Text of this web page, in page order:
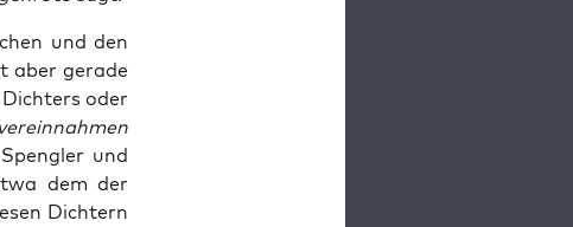
und den
aber gera­de
oder
ver­ein­nah­men
und
dem der
Dich­tern